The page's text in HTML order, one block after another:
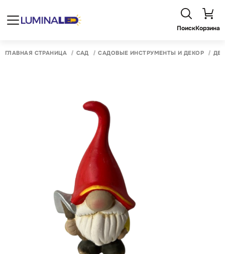
ПоискКорзина
ГЛАВНАЯ СТРАНИЦА САД САДОВЫЕ ИНСТРУМЕНТЫ И ДЕКОР